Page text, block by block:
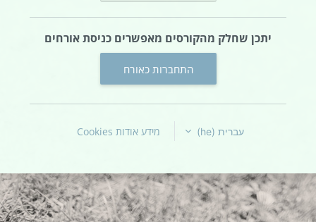
יתכן שחלק מהקורסים מאפשרים כניסת אורחים
התחברות כאורח
עברית ‎(he)‎ מידע אודות Cookies